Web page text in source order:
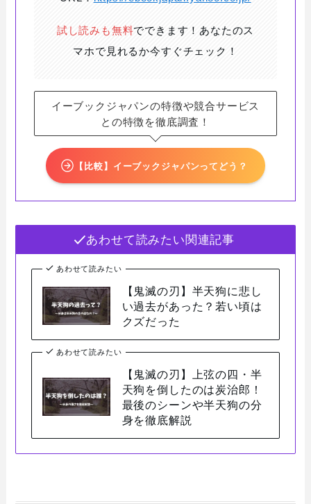
試し読みも無料でできます！あなたのス
マホで見れるか今すぐチェック！
イーブックジャパンの特徴や競合サービス
との特徴を徹底調査！
【比較】イーブックジャパンってどう？
あわせて読みたい関連記事
あわせて読みたい
【鬼滅の刃】半天狗に悲し
い過去があった？若い頃は
クズだった
あわせて読みたい
【鬼滅の刃】上弦の四・半
天狗を倒したのは炭治郎！
最後のシーンや半天狗の分
身を徹底解説